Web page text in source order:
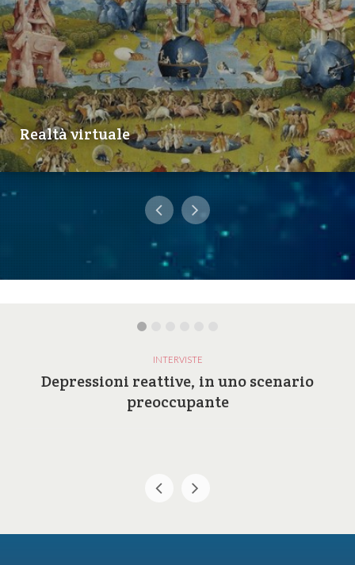
Realtà virtuale
INTERVISTE
Depressioni reattive, in uno scenario
preoccupante